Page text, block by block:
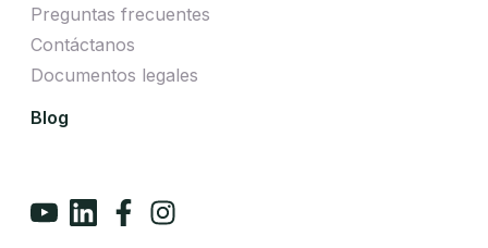
Preguntas frecuentes
Contáctanos
Documentos legales
Blog